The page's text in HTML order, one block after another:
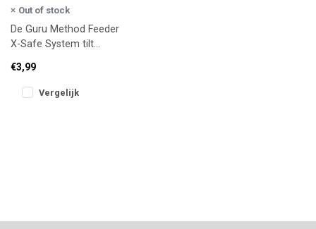
Out of stock
De Guru Method Feeder
X-Safe System tilt
hoger niveau. Dankzij het
unieke X-S
€3,99
Vergelijk